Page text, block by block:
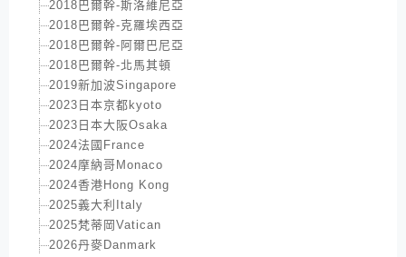
2018巴爾幹-斯洛維尼亞
2018巴爾幹-克羅埃西亞
2018巴爾幹-阿爾巴尼亞
2018巴爾幹-北馬其頓
2019新加波Singapore
2023日本京都kyoto
2023日本大阪Osaka
2024法國France
2024摩納哥Monaco
2024香港Hong Kong
2025義大利Italy
2025梵蒂岡Vatican
2026丹麥Danmark